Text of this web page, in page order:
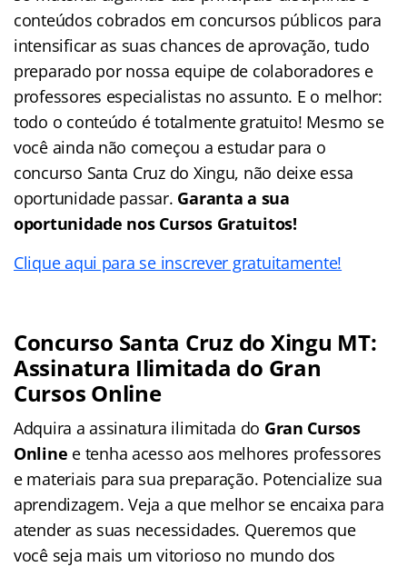
conteúdos cobrados em concursos públicos para
intensificar as suas chances de aprovação, tudo
preparado por nossa equipe de colaboradores e
professores especialistas no assunto. E o melhor:
todo o conteúdo é totalmente gratuito! Mesmo se
você ainda não começou a estudar para o
concurso Santa Cruz do Xingu, não deixe essa
oportunidade passar. Garanta a sua
oportunidade nos Cursos Gratuitos!
Clique aqui para se inscrever gratuitamente!
Concurso Santa Cruz do Xingu MT:
Assinatura Ilimitada do Gran
Cursos Online
Adquira a assinatura ilimitada do Gran Cursos
Online e tenha acesso aos melhores professores
e materiais para sua preparação. Potencialize sua
aprendizagem. Veja a que melhor se encaixa para
atender as suas necessidades. Queremos que
você seja mais um vitorioso no mundo dos